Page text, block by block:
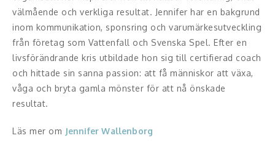
välmående och verkliga resultat. Jennifer har en bakgrund
inom kommunikation, sponsring och varumärkesutveckling
från företag som Vattenfall och Svenska Spel. Efter en
livsförändrande kris utbildade hon sig till certifierad coach
och hittade sin sanna passion: att få människor att växa,
våga och bryta gamla mönster för att nå önskade
resultat.
Läs mer om Jennifer Wallenborg